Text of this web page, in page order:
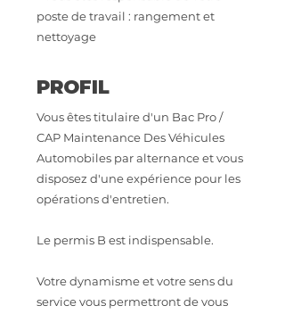
poste de travail : rangement et
nettoyage
PROFIL
Vous êtes titulaire d'un Bac Pro /
CAP Maintenance Des Véhicules
Automobiles par alternance et vous
disposez d'une expérience pour les
opérations d'entretien.
Le permis B est indispensable.
Votre dynamisme et votre sens du
service vous permettront de vous